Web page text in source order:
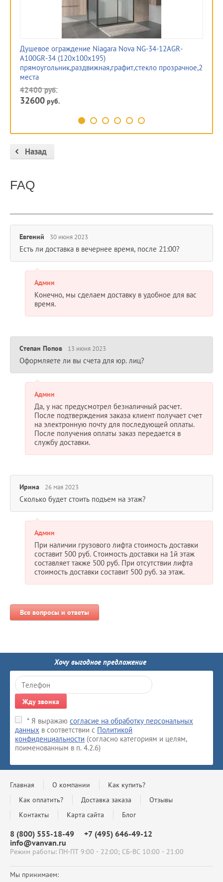
Душевое ограждение Niagara Nova NG-34-12AGR-
A100GR-34 (120х100х195)
прямоугольник,раздвижная,графит,стекло прозрачное,2
места
42400руб.
32600 руб.
Назад
FAQ
Евгений 30 июня 2023
Есть ли доставка в вечернее время, после 21:00?
Админ
Конечно, мы сделаем доставку в удобное для вас
время.
Степан Попов 13 июня 2023
Оформляете ли вы счета для юр. лиц?
Админ
Да, у нас предусмотрел безналичный расчет.
После подтверждения заказа клиент получает счет
на электронную почту для последующей оплаты.
После получения оплаты заказ передается в
службу доставки.
Ирина 26 мая 2023
Сколько будет стоить подъем на этаж?
Админ
При наличии грузового лифта стоимость доставки
составит 500 руб. Стоимость доставки на 1й этаж
составляет также 500 руб. При отсутствии лифта
стоимость доставки составит 500 руб. за этаж.
Все вопросы и ответы
Хочу выгодное предложение
* Я выражаю согласие на обработку персональных
данных в соответствии с Политикой
конфиденциальности (согласно категориям и целям,
поименованным в п. 4.2.6)
Жду звонка
Главная О компании
Как купить?
Как оплатить?
Доставка заказа
Отзывы
Контакты
Карта сайта Блог
8 (800) 555-18-49
+7 (495) 646-49-12
info@vanvan.ru
Режим работы: ПН-ПТ 9:00 - 22:00; СБ-ВС 10:00 - 21:00
Мы принимаем: